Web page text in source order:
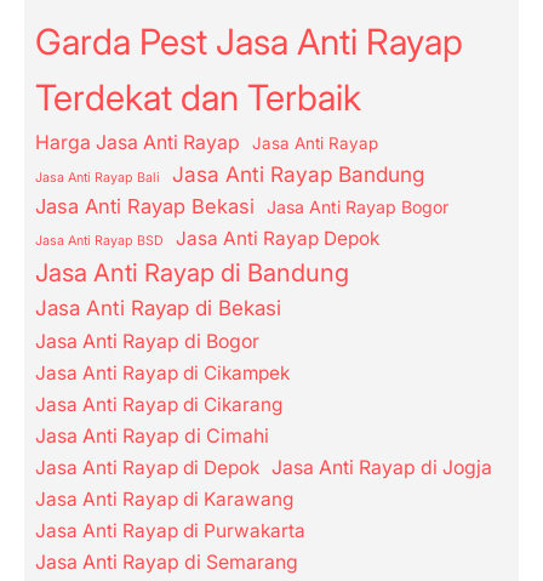
Garda Pest Jasa Anti Rayap
Terdekat dan Terbaik
Harga Jasa Anti Rayap Jasa Anti Rayap
Jasa Anti Rayap Bali Jasa Anti Rayap Bandung
Jasa Anti Rayap Bekasi Jasa Anti Rayap Bogor
Jasa Anti Rayap BSD Jasa Anti Rayap Depok
Jasa Anti Rayap di Bandung
Jasa Anti Rayap di Bekasi
Jasa Anti Rayap di Bogor
Jasa Anti Rayap di Cikampek
Jasa Anti Rayap di Cikarang
Jasa Anti Rayap di Cimahi
Jasa Anti Rayap di Depok Jasa Anti Rayap di Jogja
Jasa Anti Rayap di Karawang
Jasa Anti Rayap di Purwakarta
Jasa Anti Rayap di Semarang